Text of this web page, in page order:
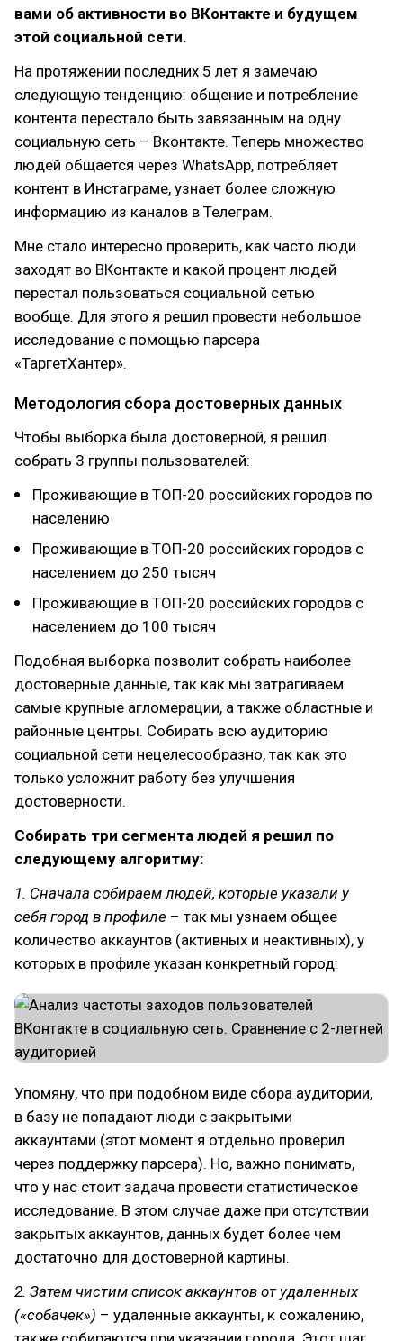
вами об активности во ВКонтакте и будущем
этой социальной сети.
На протяжении последних 5 лет я замечаю
следующую тенденцию: общение и потребление
контента перестало быть завязанным на одну
социальную сеть – Вконтакте. Теперь множество
людей общается через WhatsApp, потребляет
контент в Инстаграме, узнает более сложную
информацию из каналов в Телеграм.
Мне стало интересно проверить, как часто люди
заходят во ВКонтакте и какой процент людей
перестал пользоваться социальной сетью
вообще. Для этого я решил провести небольшое
исследование с помощью парсера
«ТаргетХантер».
Методология сбора достоверных данных
Чтобы выборка была достоверной, я решил
собрать 3 группы пользователей:
Проживающие в ТОП-20 российских городов по
населению
Проживающие в ТОП-20 российских городов с
населением до 250 тысяч
Проживающие в ТОП-20 российских городов с
населением до 100 тысяч
Подобная выборка позволит собрать наиболее
достоверные данные, так как мы затрагиваем
самые крупные агломерации, а также областные и
районные центры. Собирать всю аудиторию
социальной сети нецелесообразно, так как это
только усложнит работу без улучшения
достоверности.
Собирать три сегмента людей я решил по
следующему алгоритму:
1. Сначала собираем людей, которые указали у
себя город в профиле – так мы узнаем общее
количество аккаунтов (активных и неактивных), у
которых в профиле указан конкретный город:
Упомяну, что при подобном виде сбора аудитории,
в базу не попадают люди с закрытыми
аккаунтами (этот момент я отдельно проверил
через поддержку парсера). Но, важно понимать,
что у нас стоит задача провести статистическое
исследование. В этом случае даже при отсутствии
закрытых аккаунтов, данных будет более чем
достаточно для достоверной картины.
2. Затем чистим список аккаунтов от удаленных
(«собачек») – удаленные аккаунты, к сожалению,